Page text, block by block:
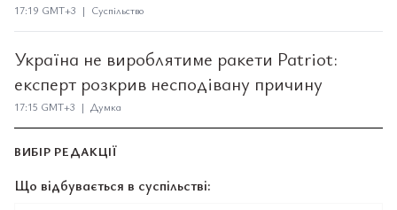
17:19 GMT+3 | Суспільство
Україна не вироблятиме ракети Patriot:
експерт розкрив несподівану причину
17:15 GMT+3 | Думка
ВИБІР РЕДАКЦІЇ
Що відбувається в суспільстві: